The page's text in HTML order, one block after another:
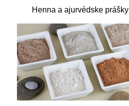
Henna a ajurvédske prášky